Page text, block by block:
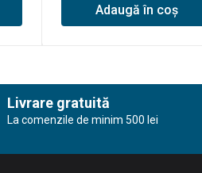
Adaugă în coș
Livrare gratuită
La comenzile de minim 500 lei